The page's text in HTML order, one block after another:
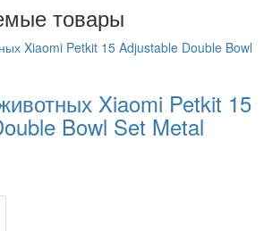
товары
Xiaomi Petkit 15
Bowl Set Metal